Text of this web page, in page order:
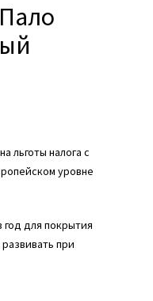
льготы налога с
уровне
год для покрытия
при